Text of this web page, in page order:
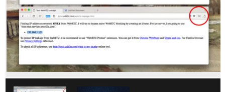
Cette
extension
peut
manipuler
des
réglages
concernant
vie